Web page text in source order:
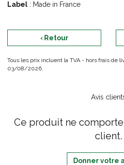
Label : Made in France
‹ Retour
Tous les prix incluent la TVA - hors frais de
03/08/2026.
Avis
Ce produit ne comporte
client.
Donner votre